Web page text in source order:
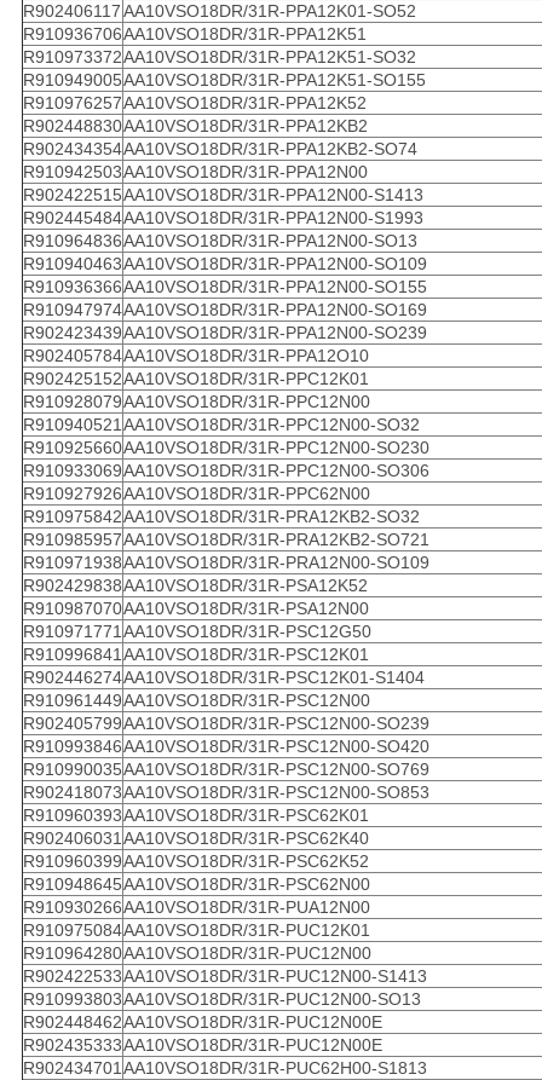
R902406117AA10VSO18DR/31R-PPA12K01-SO52
R910936706AA10VSO18DR/31R-PPA12K51
R910973372AA10VSO18DR/31R-PPA12K51-SO32
R910949005AA10VSO18DR/31R-PPA12K51-SO155
R910976257AA10VSO18DR/31R-PPA12K52
R902448830AA10VSO18DR/31R-PPA12KB2
R902434354AA10VSO18DR/31R-PPA12KB2-SO74
R910942503AA10VSO18DR/31R-PPA12N00
R902422515AA10VSO18DR/31R-PPA12N00-S1413
R902445484AA10VSO18DR/31R-PPA12N00-S1993
R910964836AA10VSO18DR/31R-PPA12N00-SO13
R910940463AA10VSO18DR/31R-PPA12N00-SO109
R910936366AA10VSO18DR/31R-PPA12N00-SO155
R910947974AA10VSO18DR/31R-PPA12N00-SO169
R902423439AA10VSO18DR/31R-PPA12N00-SO239
R902405784AA10VSO18DR/31R-PPA12O10
R902425152AA10VSO18DR/31R-PPC12K01
R910928079AA10VSO18DR/31R-PPC12N00
R910940521AA10VSO18DR/31R-PPC12N00-SO32
R910925660AA10VSO18DR/31R-PPC12N00-SO230
R910933069AA10VSO18DR/31R-PPC12N00-SO306
R910927926AA10VSO18DR/31R-PPC62N00
R910975842AA10VSO18DR/31R-PRA12KB2-SO32
R910985957AA10VSO18DR/31R-PRA12KB2-SO721
R910971938AA10VSO18DR/31R-PRA12N00-SO109
R902429838AA10VSO18DR/31R-PSA12K52
R910987070AA10VSO18DR/31R-PSA12N00
R910971771AA10VSO18DR/31R-PSC12G50
R910996841AA10VSO18DR/31R-PSC12K01
R902446274AA10VSO18DR/31R-PSC12K01-S1404
R910961449AA10VSO18DR/31R-PSC12N00
R902405799AA10VSO18DR/31R-PSC12N00-SO239
R910993846AA10VSO18DR/31R-PSC12N00-SO420
R910990035AA10VSO18DR/31R-PSC12N00-SO769
R902418073AA10VSO18DR/31R-PSC12N00-SO853
R910960393AA10VSO18DR/31R-PSC62K01
R902406031AA10VSO18DR/31R-PSC62K40
R910960399AA10VSO18DR/31R-PSC62K52
R910948645AA10VSO18DR/31R-PSC62N00
R910930266AA10VSO18DR/31R-PUA12N00
R910975084AA10VSO18DR/31R-PUC12K01
R910964280AA10VSO18DR/31R-PUC12N00
R902422533AA10VSO18DR/31R-PUC12N00-S1413
R910993803AA10VSO18DR/31R-PUC12N00-SO13
R902448462AA10VSO18DR/31R-PUC12N00E
R902435333AA10VSO18DR/31R-PUC12N00E
R902434701AA10VSO18DR/31R-PUC62H00-S1813